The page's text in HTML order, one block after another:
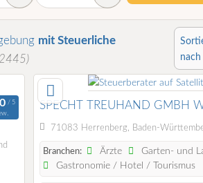
mit Steuerliche
nach
SPECHT TREUHAND GMBH
71083 Herrenberg, Baden-
Branchen: Ärzte
Garten- und
Gastronomie / Hotel / Tourismus